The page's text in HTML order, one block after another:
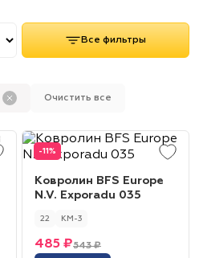
Все фильтры
Очистить все
-11%
Ковролин BFS Europe
N.V. Exporadu 035
22 КМ-3
543 ₽
485 ₽